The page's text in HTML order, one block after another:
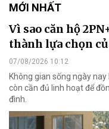
MỚI NHẤT
Vì sao căn hộ
thành lựa chọn
07/08/2026 10:12
Không gian sống ngày
còn cần đủ linh hoạt để
đình.